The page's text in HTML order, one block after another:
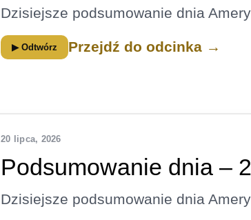
Dzisiejsze podsumowanie dnia
▶ Odtwórz Przejdź do odcinka →
20 lipca, 2026
Podsumowanie dnia –
Dzisiejsze podsumowanie dnia